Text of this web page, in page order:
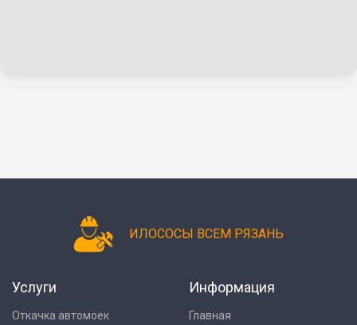
ИЛОСОСЫ ВСЕМ РЯЗАНЬ
Услуги
Откачка автомоек
Информация
Главная